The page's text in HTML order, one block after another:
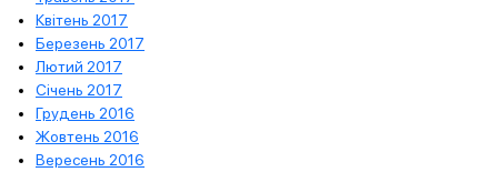
Квітень 2017
Березень 2017
Лютий 2017
Січень 2017
Грудень 2016
Жовтень 2016
Вересень 2016